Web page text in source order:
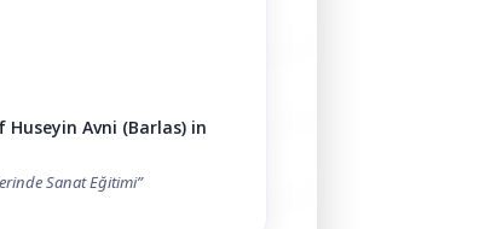
Avni (Barlas) in
Sanat Eğitimi”